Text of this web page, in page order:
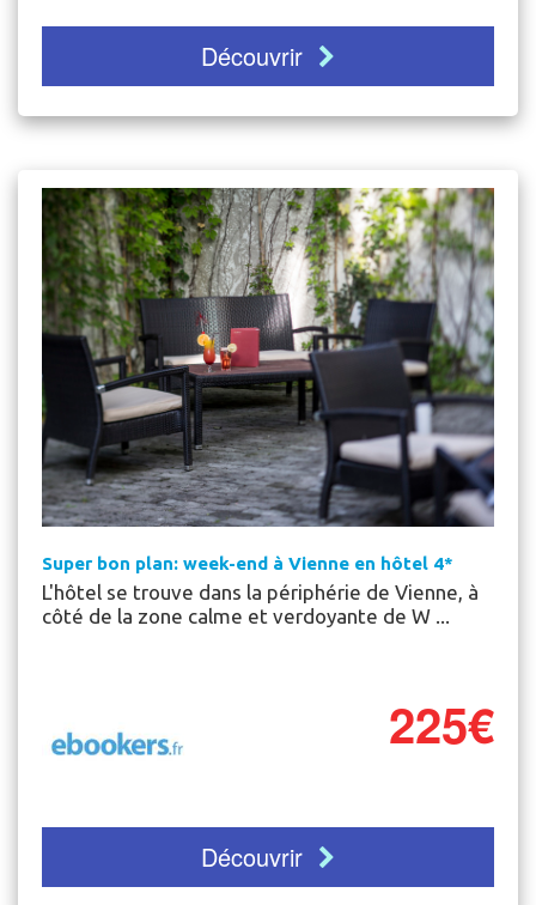
Découvrir
Super bon plan: week-end à Vienne en hôtel 4*
L'hôtel se trouve dans la périphérie de Vienne, à
côté de la zone calme et verdoyante de W ...
225€
Découvrir